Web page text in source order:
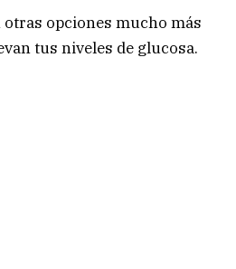
opciones mucho más
tus niveles de glucosa.